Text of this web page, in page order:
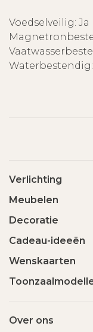
Voedselveilig: Ja
Waterbestendig:
Verlichting
Meubelen
Decoratie
Cadeau-ideeën
Wenskaarten
Over ons